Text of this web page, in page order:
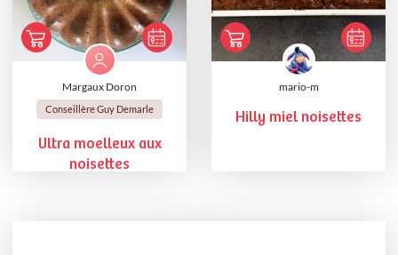
Margaux Doron
Conseillère Guy Demarle
Ultra moelleux aux
noisettes
mario-m
Hilly miel noisettes